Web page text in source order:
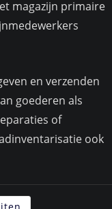
magazijn primaire
en verzenden
goederen als
of
ook